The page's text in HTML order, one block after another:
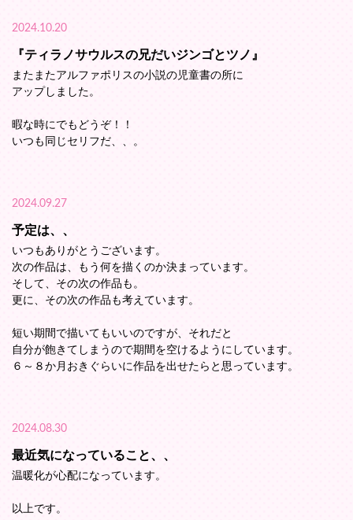
2024.10.20
『ティラノサウルスの兄だいジンゴとツノ』
またまたアルファポリスの小説の児童書の所に
アップしました。
暇な時にでもどうぞ！！
いつも同じセリフだ、、。
2024.09.27
予定は、、
いつもありがとうございます。
次の作品は、もう何を描くのか決まっています。
そして、その次の作品も。
更に、その次の作品も考えています。
短い期間で描いてもいいのですが、それだと
自分が飽きてしまうので期間を空けるようにしています。
６～８か月おきぐらいに作品を出せたらと思っています。
2024.08.30
最近気になっていること、、
温暖化が心配になっています。
以上です。